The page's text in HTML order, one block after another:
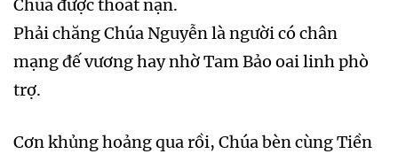
Chúa được thoát nạn.
Phải chăng Chúa Nguyễn là người có chân
mạng đế vương hay nhờ Tam Bảo oai linh phò
trợ.
Cơn khủng hoảng qua rồi, Chúa bèn cùng Tiền